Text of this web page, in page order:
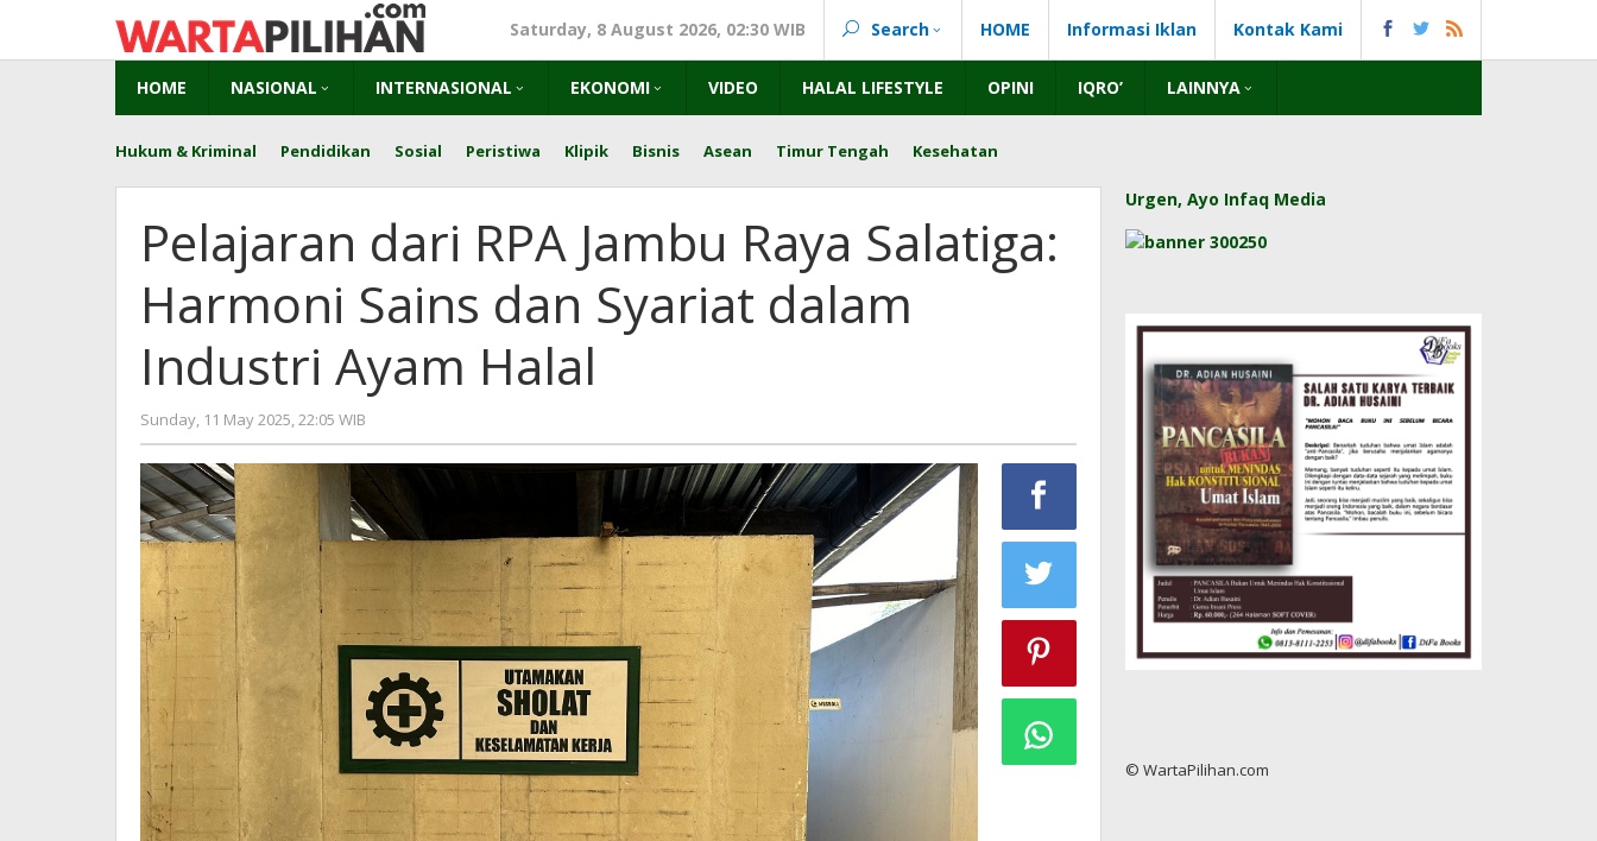
content
Saturday, 8 August 2026, 02:30 WIB Search HOME Informasi Iklan Kontak Kami
HOME NASIONAL INTERNASIONAL EKONOMI VIDEO HALAL LIFESTYLE OPINI IQRO’ LAINNYA
Hukum & Kriminal Pendidikan Sosial Peristiwa Klipik Bisnis Asean Timur Tengah Kesehatan
Pelajaran dari RPA Jambu Raya Salatiga:
Harmoni Sains dan Syariat dalam
Industri Ayam Halal
Sunday, 11 May 2025, 22:05 WIB
Kusnadi
Kusnadi
Urgen, Ayo Infaq Media
© WartaPilihan.com